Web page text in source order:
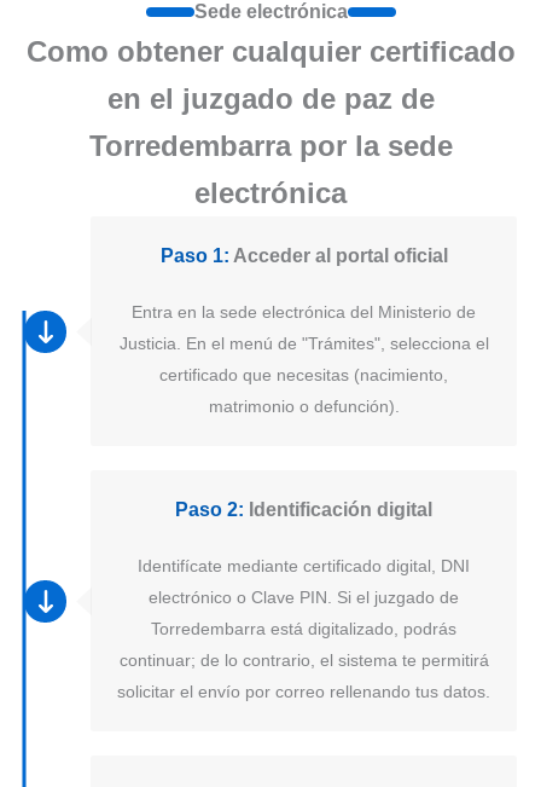
Sede electrónica
Como obtener cualquier certificado
en el juzgado de paz de
Torredembarra por la sede
electrónica
Paso 1: Acceder al portal oficial
Entra en la sede electrónica del Ministerio de
Justicia. En el menú de "Trámites", selecciona el
certificado que necesitas (nacimiento,
matrimonio o defunción).
Paso 2: Identificación digital
Identifícate mediante certificado digital, DNI
electrónico o Clave PIN. Si el juzgado de
Torredembarra está digitalizado, podrás
continuar; de lo contrario, el sistema te permitirá
solicitar el envío por correo rellenando tus datos.